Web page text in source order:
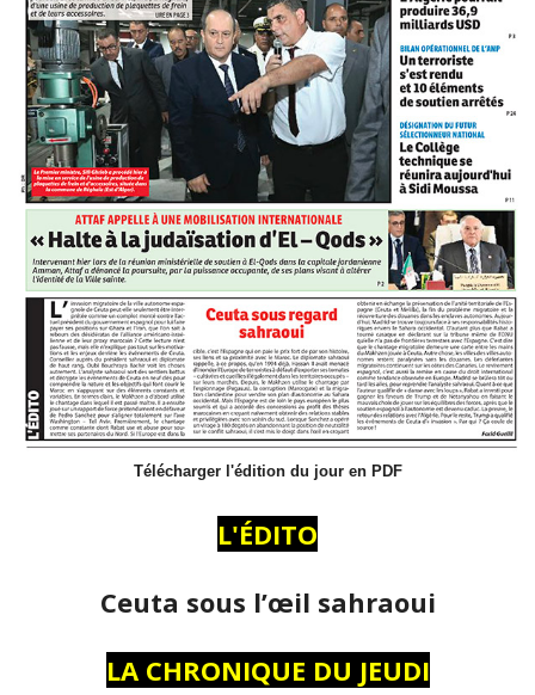
Télécharger l'édition du jour en PDF
L'ÉDITO
Ceuta sous l’œil sahraoui
LA CHRONIQUE DU JEUDI